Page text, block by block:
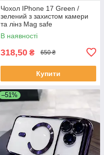
Чохол IPhone 17 Green /
зелений з захистом камери
та лінз Mag safe
В наявності
318,50 ₴ 650 ₴
Купити
–51%